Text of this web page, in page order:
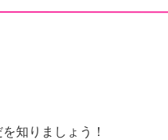
知りましょう！